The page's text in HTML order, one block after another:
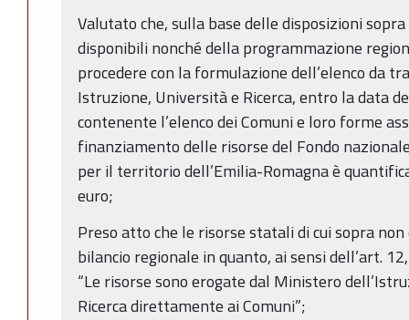
Valutato che, sulla base delle disposizioni
disponibili nonché della programmazione
procedere con la formulazione dell’elenco da
Istruzione, Università e Ricerca, entro la data
contenente l’elenco dei Comuni e loro forme
finanziamento delle risorse del Fondo
per il territorio dell’Emilia-Romagna è
euro;
Preso atto che le risorse statali di cui sopra
bilancio regionale in quanto, ai sensi dell’art.
“Le risorse sono erogate dal Ministero
Ricerca direttamente ai Comuni”;